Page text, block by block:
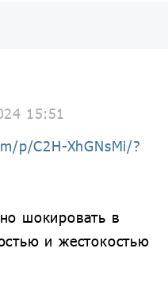
15:51
p/C2H-XhGNsMi/?
шокировать в
и жестокостью